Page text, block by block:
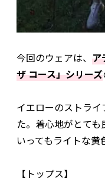
今回のウェアは、 ア
ザ コース」シリーズ
イエローのストラ
た。着心地がとて
いってもライトな黄
【トップス】